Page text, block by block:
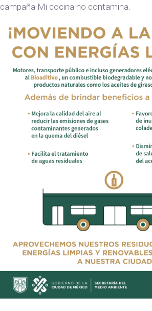
campaña Mi cocina no contamina.